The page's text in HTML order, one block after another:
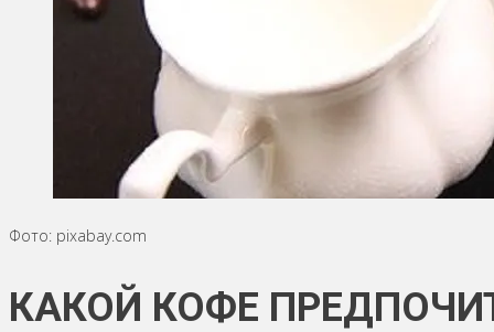
Фото: pixabay.com
КАКОЙ КОФЕ